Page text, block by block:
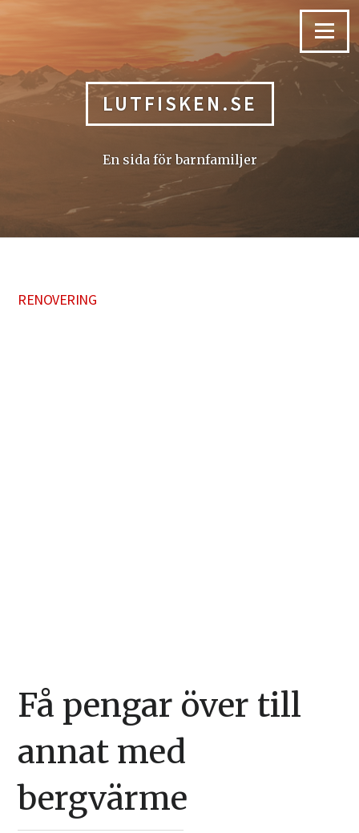
Menu
LUTFISKEN.SE
En sida för barnfamiljer
RENOVERING
Få pengar över till
annat med
bergvärme